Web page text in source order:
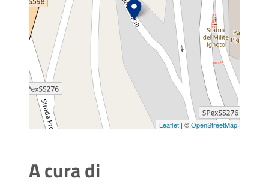
Leaflet | ©OpenStreetMap
A cura di